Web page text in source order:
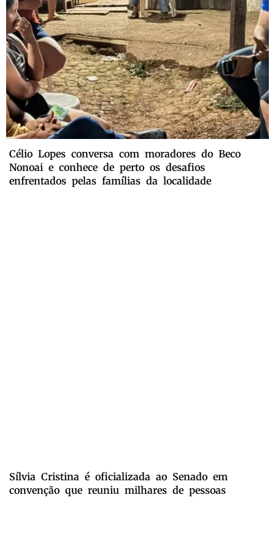
Célio Lopes conversa com moradores do Beco
Nonoai e conhece de perto os desafios
enfrentados pelas famílias da localidade
Sílvia Cristina é oficializada ao Senado em
convenção que reuniu milhares de pessoas